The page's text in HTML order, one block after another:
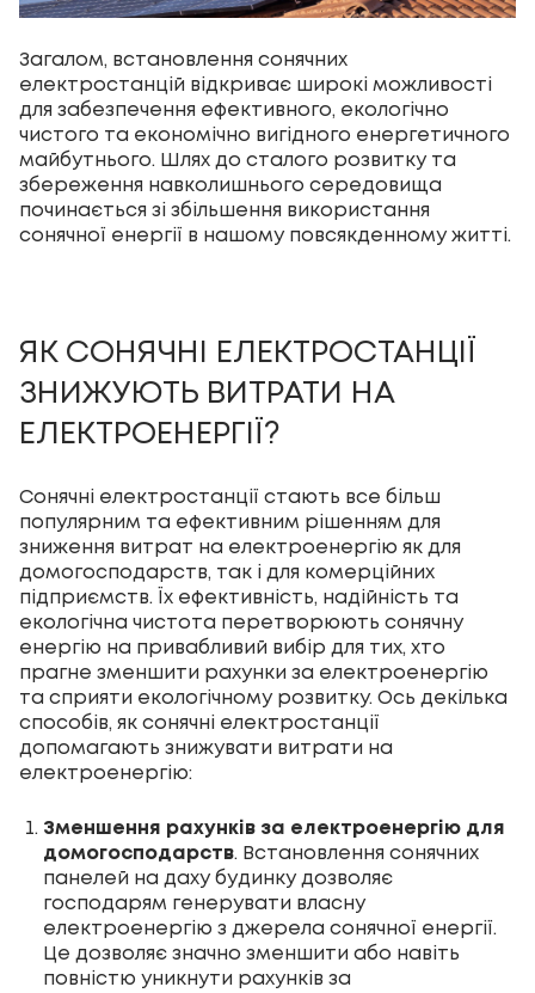
Загалом, встановлення сонячних
електростанцій відкриває широкі можливості
для забезпечення ефективного, екологічно
чистого та економічно вигідного енергетичного
майбутнього. Шлях до сталого розвитку та
збереження навколишнього середовища
починається зі збільшення використання
сонячної енергії в нашому повсякденному житті.
ЯК СОНЯЧНІ ЕЛЕКТРОСТАНЦІЇ
ЗНИЖУЮТЬ ВИТРАТИ НА
ЕЛЕКТРОЕНЕРГІЇ?
Сонячні електростанції стають все більш
популярним та ефективним рішенням для
зниження витрат на електроенергію як для
домогосподарств, так і для комерційних
підприємств. Їх ефективність, надійність та
екологічна чистота перетворюють сонячну
енергію на привабливий вибір для тих, хто
прагне зменшити рахунки за електроенергію
та сприяти екологічному розвитку. Ось декілька
способів, як сонячні електростанції
допомагають знижувати витрати на
електроенергію:
Зменшення рахунків за електроенергію для
домогосподарств. Встановлення сонячних
панелей на даху будинкудозволяє
господарям генерувати власну
електроенергію з джерела сонячної енергії.
Це дозволяє значно зменшити або навіть
повністю уникнути рахунків за